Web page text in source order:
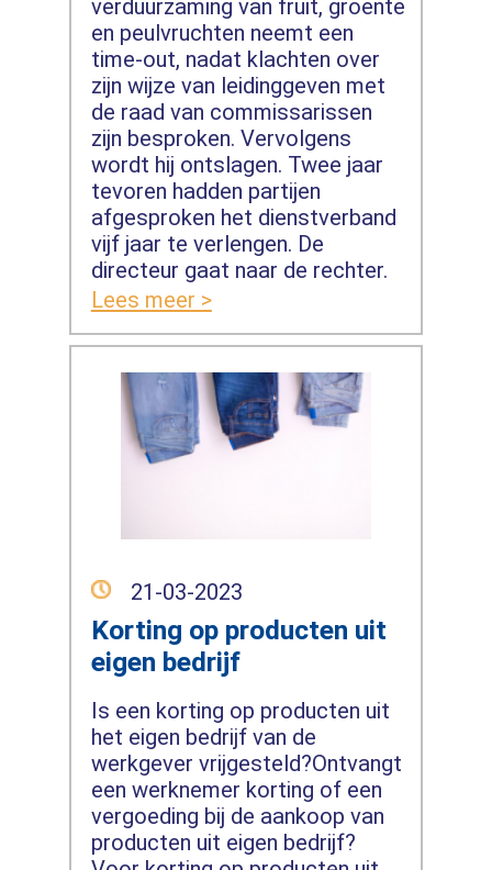
verduurzaming van fruit, groente
en peulvruchten neemt een
time-out, nadat klachten over
zijn wijze van leidinggeven met
de raad van commissarissen
zijn besproken. Vervolgens
wordt hij ontslagen. Twee jaar
tevoren hadden partijen
afgesproken het dienstverband
vijf jaar te verlengen. De
directeur gaat naar de rechter.
Lees meer >
21-03-2023
Korting op producten uit
eigen bedrijf
Is een korting op producten uit
het eigen bedrijf van de
werkgever vrijgesteld?Ontvangt
een werknemer korting of een
vergoeding bij de aankoop van
producten uit eigen bedrijf?